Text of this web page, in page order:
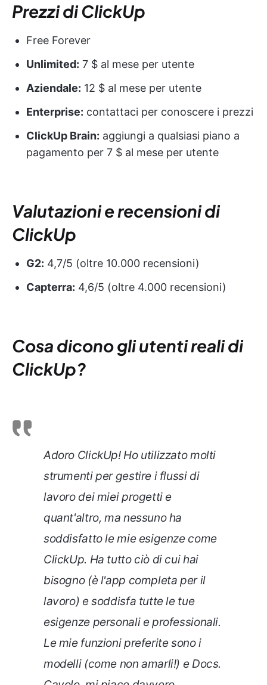
Prezzi di ClickUp
Free Forever
Unlimited: 7 $ al mese per utente
Aziendale: 12 $ al mese per utente
Enterprise: contattaci per conoscere i prezzi
ClickUp Brain: aggiungi a qualsiasi piano a
pagamento per 7 $ al mese per utente
Valutazioni e recensioni di
ClickUp
G2: 4,7/5 (oltre 10.000 recensioni)
Capterra: 4,6/5 (oltre 4.000 recensioni)
Cosa dicono gli utenti reali di
ClickUp?
Adoro ClickUp! Ho utilizzato molti
strumenti per gestire i flussi di
lavoro dei miei progetti e
quant'altro, ma nessuno ha
soddisfatto le mie esigenze come
ClickUp. Ha tutto ciò di cui hai
bisogno (è l'app completa per il
lavoro) e soddisfa tutte le tue
esigenze personali e professionali.
Le mie funzioni preferite sono i
modelli (come non amarli!) e Docs.